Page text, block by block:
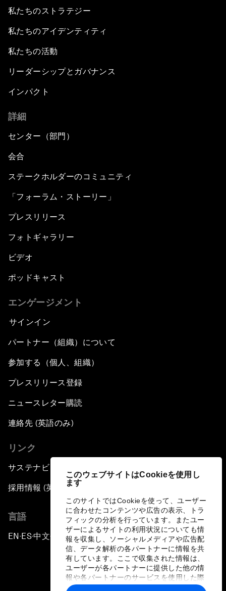
このウェブサイトはCookieを使用し
ます
このサイトではCookieを使って、ユーザー
に合わせたコンテンツや広告の表示、トラ
フィックの分析を行っています。またユー
ザーによるサイトの利用状況についても情
報を収集し、ソーシャルメディアや広告配
信、データ解析の各パートナーに情報を共
有しています。ここで収集された情報は、
ユーザーが各パートナーに提供した他の情
報や各パートナーのサービスを使用した際
に収集された情報と組み合わされ、各パー
私たちのストラテジー
私たちのアイデンティティ
私たちの活動
リーダーシップとガバナンス
インパクト
詳細
センター（部門）
会合
ステークホルダーのコミュニティ
「フォーラム・ストーリー」
プレスリリース
フォトギャラリー
ビデオ
ポッドキャスト
エンゲージメント
サインイン
パートナー（組織）について
参加する（個人、組織）
プレスリリース登録
ニュースレター購読
連絡先 (英語のみ)
リンク
サステナビリティへの取り組み
採用情報 (英語のみ)
言語
EN ▪ ES▪中文▪ 日本語